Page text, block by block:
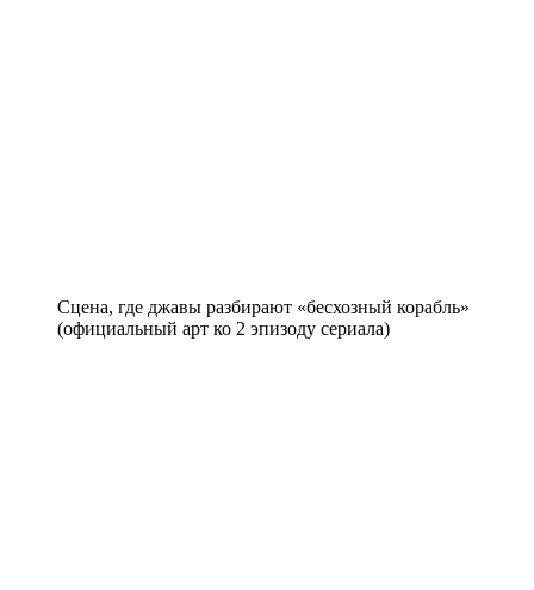
Сцена, где джавы разбирают «бесхозный корабль»
(официальный арт ко 2 эпизоду сериала)